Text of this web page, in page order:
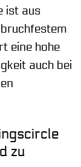
ist aus
eine hohe
auch bei
zu